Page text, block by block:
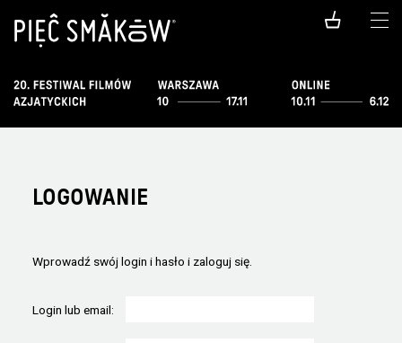
LOGOWANIE
Wprowadź swój login i hasło i zaloguj się.
Login lub email: